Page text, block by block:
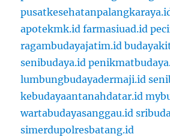
apotekmk.id farmasiuad.id
ragambudayajatim.id
senibudaya.id
lumbungbudayadermaji.id
kebudayaantanahdatar.id
wartabudayasanggau.id
simerdupolresbatang.id